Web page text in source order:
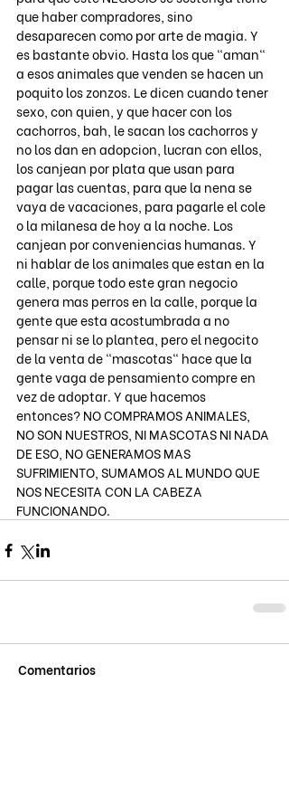
que haber compradores, sino
desaparecen como por arte de magia. Y
es bastante obvio. Hasta los que "aman"
a esos animales que venden se hacen un
poquito los zonzos. Le dicen cuando tener
sexo, con quien, y que hacer con los
cachorros, bah, le sacan los cachorros y
no los dan en adopcion, lucran con ellos,
los canjean por plata que usan para
pagar las cuentas, para que la nena se
vaya de vacaciones, para pagarle el cole
o la milanesa de hoy a la noche. Los
canjean por conveniencias humanas. Y
ni hablar de los animales que estan en la
calle, porque todo este gran negocio
genera mas perros en la calle, porque la
gente que esta acostumbrada a no
pensar ni se lo plantea, pero el negocito
de la venta de "mascotas" hace que la
gente vaga de pensamiento compre en
vez de adoptar. Y que hacemos
entonces? NO COMPRAMOS ANIMALES,
NO SON NUESTROS, NI MASCOTAS NI NADA
DE ESO, NO GENERAMOS MAS
SUFRIMIENTO, SUMAMOS AL MUNDO QUE
NOS NECESITA CON LA CABEZA
FUNCIONANDO.
Comentarios